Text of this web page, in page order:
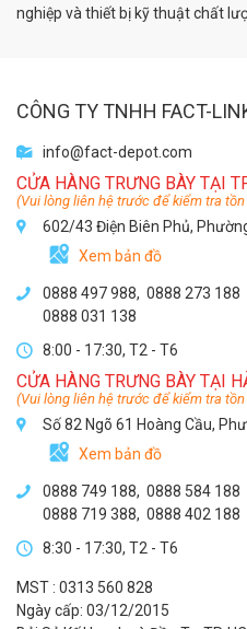
nghiệp và thiết bị kỹ thuật chất
CÔNG TY TNHH FACT-
info@fact-depot.com
CỬA HÀNG TRƯNG BÀY TẠI
(Vui lòng liên hệ trước để kiểm tra tồn
602/43 Điện Biên Phủ,
Xem bản đồ
0888 497 988, 0888 273 188
0888 031 138
8:00 - 17:30, T2 - T6
CỬA HÀNG TRƯNG BÀY TẠI
(Vui lòng liên hệ trước để kiểm tra tồn
Số 82 Ngõ 61 Hoàng Cầu,
Xem bản đồ
0888 749 188, 0888 584 188
0888 719 388, 0888 402 188
8:30 - 17:30, T2 - T6
MST : 0313 560 828
Ngày cấp: 03/12/2015